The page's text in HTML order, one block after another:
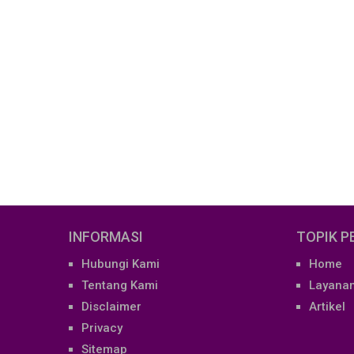
INFORMASI
Hubungi Kami
Tentang Kami
Disclaimer
Privacy
Sitemap
TOPIK
Home
Artikel